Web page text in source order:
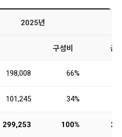
2025년
구성비 금
198,008 66%
101,245 34%
299,253 100%